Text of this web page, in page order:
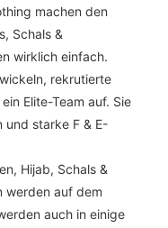
machen den
Schals &
wirklich einfach.
rekrutierte
Elite-Team auf. Sie
und starke F & E-
Hijab, Schals &
werden auf dem
auch in einige